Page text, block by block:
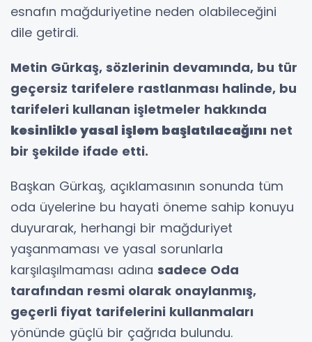
esnafın mağduriyetine neden olabileceğini
dile getirdi.
Metin Gürkaş, sözlerinin devamında, bu tür
geçersiz tarifelere rastlanması halinde, bu
tarifeleri kullanan işletmeler hakkında
kesinlikle yasal işlem başlatılacağını net
bir şekilde ifade etti.
Başkan Gürkaş, açıklamasının sonunda tüm
oda üyelerine bu hayati öneme sahip konuyu
duyurarak, herhangi bir mağduriyet
yaşanmaması ve yasal sorunlarla
karşılaşılmaması adına sadece Oda
tarafından resmi olarak onaylanmış,
geçerli fiyat tarifelerini kullanmaları
yönünde güçlü bir çağrıda bulundu.